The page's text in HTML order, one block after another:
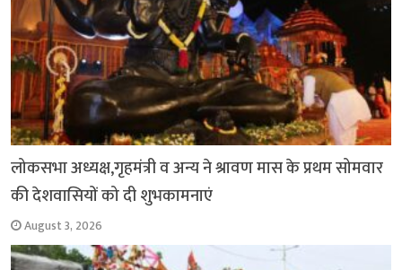
लोकसभा अध्यक्ष,गृहमंत्री व अन्य ने श्रावण मास के प्रथम सोमवार
की देशवासियों को दी शुभकामनाएं
August 3, 2026